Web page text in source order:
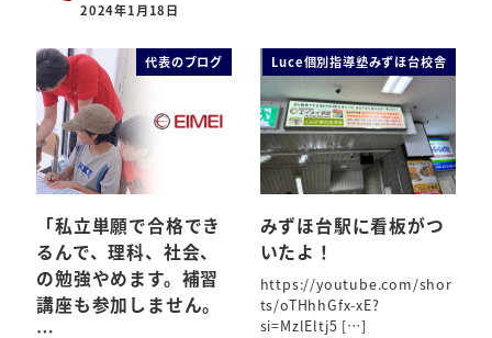
2024年1月18日
代表のブログ
「私立単願で合格でき
るんで、理科、社会、
の勉強やめます。補習
講座も参加しません。
…
Luce個別指導塾みずほ台校舎
みずほ台駅に看板がつ
いたよ！
https://youtube.com/shor
ts/oTHhhGfx-xE?
si=MzlEltj5 […]